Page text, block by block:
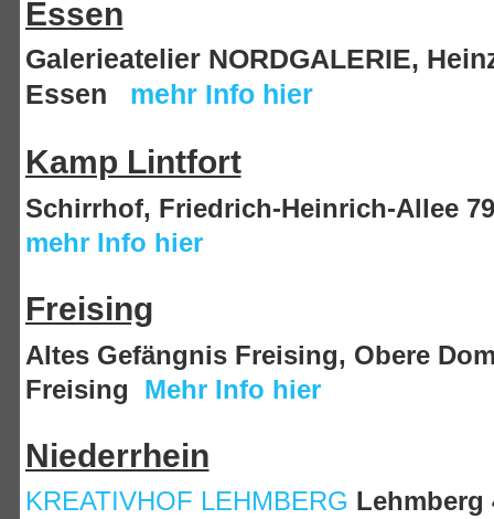
Essen
Galerieatelier NORDGALERIE,
Essen mehr Info hier
Kamp Lintfort
Schirrhof, Friedrich-Heinrich-Allee
mehr Info hier
Freising
Altes Gefängnis Freising, Obere
Freising Mehr Info hier
Niederrhein
KREATIVHOF LEHMBERG Lehmberg